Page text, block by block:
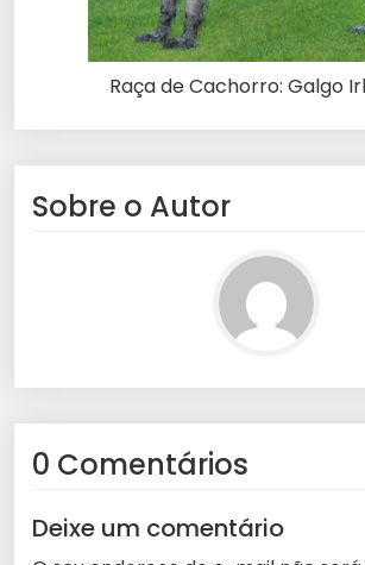
Raça de Cachorro: Galgo
Sobre o Autor
0 Comentários
Deixe um comentário